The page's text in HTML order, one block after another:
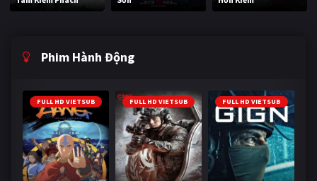
Phim Hành Động
FULL HD VIETSUB FULL HD VIETSUB FULL HD VIETSUB